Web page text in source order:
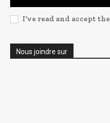
I've read and accept the
Nous joindre sur